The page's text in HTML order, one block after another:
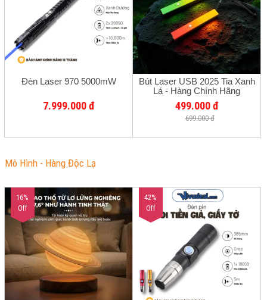
Đèn Laser 970 5000mW
7.999.000 đ
Bút Laser USB 2025 Tia Xanh
Lá - Hàng Chính Hãng
499.000 đ
699.000 đ
Mô Hình - Hàng Độc Lạ
16%
Off
42%
Off